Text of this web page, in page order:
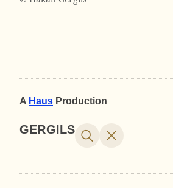
A Haus Production
GERGILS